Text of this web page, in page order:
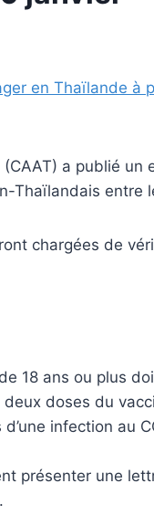
en Thaïlande à
a publié
Thaïlandais entre
chargées de
18 ans ou plus
doses du
infection au
présenter une